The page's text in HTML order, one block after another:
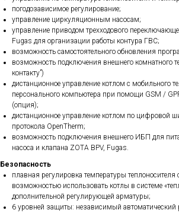
погодозависимое регулирование;
управление циркуляционным насосам;
управление приводом трехходового
Fugas для организации работы контура ГВС;
возможность самостоятельного обновления
возможность подключения внешнего комнатного
контакту”)
дистанционное управление котлом с мобильного
персонального компьютера при помощи GSM /
(опция);
дистанционное управление котлом по цифровой
протокола OpenTherm;
возможность подключения внешнего ИБП для
насоса и клапана ZOTA BPV, Fugas.
Безопасность
плавная регулировка температуры теплоносителя
возможностью использовать котлы в системе
дополнительной регулирующей арматуры;
6 уровней защиты: независимый автоматический